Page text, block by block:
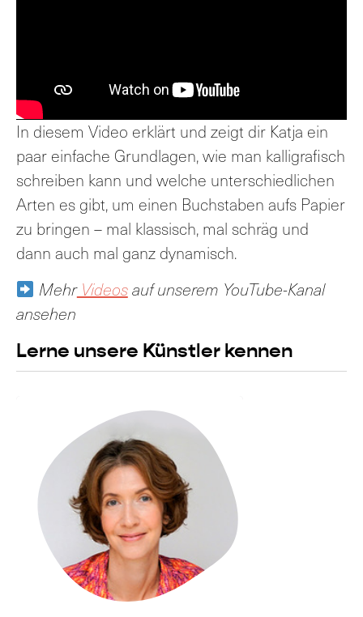
In diesem Video erklärt und zeigt dir Katja ein
paar einfache Grundlagen, wie man kalligrafisch
schreiben kann und welche unterschiedlichen
Arten es gibt, um einen Buchstaben aufs Papier
zu bringen – mal klassisch, mal schräg und
dann auch mal ganz dynamisch.
MehrVideosauf unserem YouTube-Kanal
ansehen
Lerne unsere Künstler kennen